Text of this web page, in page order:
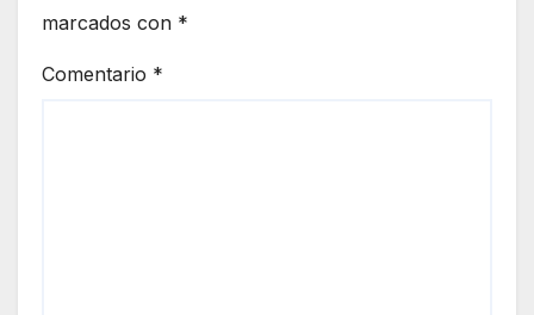
marcados con *
Comentario *